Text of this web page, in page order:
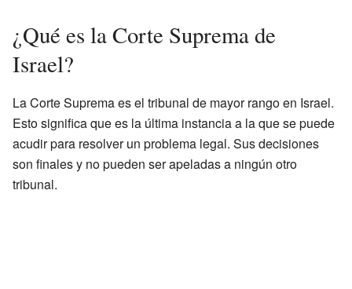
¿Qué es la Corte Suprema de
Israel?
La Corte Suprema es el tribunal de mayor rango en Israel.
Esto significa que es la última instancia a la que se puede
acudir para resolver un problema legal. Sus decisiones
son finales y no pueden ser apeladas a ningún otro
tribunal.